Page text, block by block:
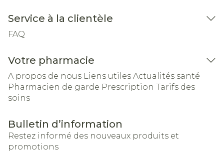
Service à la clientèle
FAQ
Votre pharmacie
A propos de nous Liens utiles Actualités santé
Pharmacien de garde Prescription Tarifs des
soins
Bulletin d’information
Restez informé des nouveaux produits et
promotions